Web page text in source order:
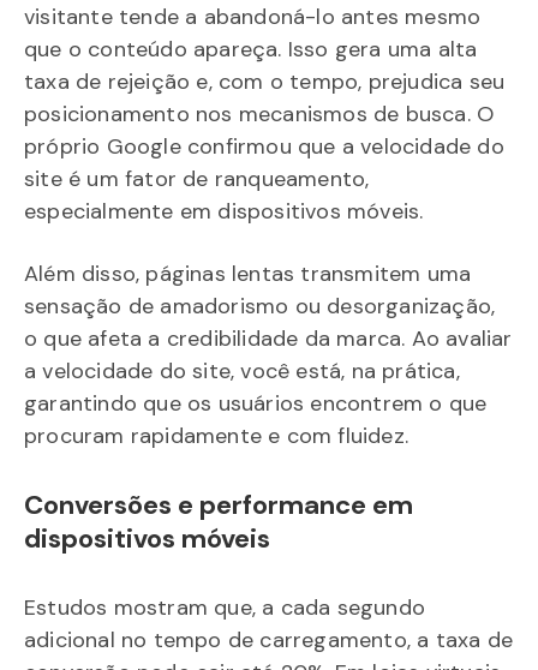
visitante tende a abandoná-lo antes mesmo
que o conteúdo apareça. Isso gera uma alta
taxa de rejeição e, com o tempo, prejudica seu
posicionamento nos mecanismos de busca. O
próprio Google confirmou que a velocidade do
site é um fator de ranqueamento,
especialmente em dispositivos móveis.
Além disso, páginas lentas transmitem uma
sensação de amadorismo ou desorganização,
o que afeta a credibilidade da marca. Ao avaliar
a velocidade do site, você está, na prática,
garantindo que os usuários encontrem o que
procuram rapidamente e com fluidez.
Conversões e performance em
dispositivos móveis
Estudos mostram que, a cada segundo
adicional no tempo de carregamento, a taxa de